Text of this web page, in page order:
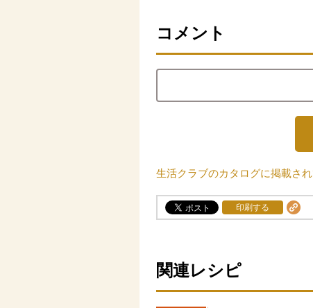
コメント
生活クラブのカタログに掲載さ
印刷する
関連レシピ